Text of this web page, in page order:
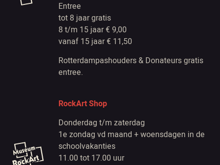
Entree
tot 8 jaar gratis
8 t/m 15 jaar € 9,00
vanaf 15 jaar € 11,50
Rotterdampashouders & Donateurs gratis
entree.
RockArt Shop
Donderdag t/m zaterdag
1e zondag vd maand + woensdagen in de
schoolvakanties
11.00 tot 17.00 uur